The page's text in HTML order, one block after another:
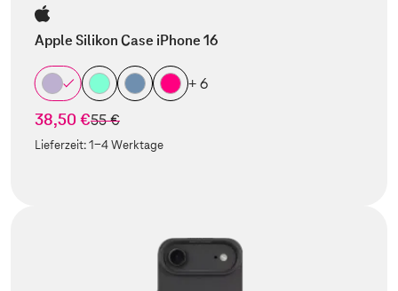
Apple Silikon Case iPhone 16
+ 6
38,50 €statt
55 €
Lieferzeit:1-4 Werktage